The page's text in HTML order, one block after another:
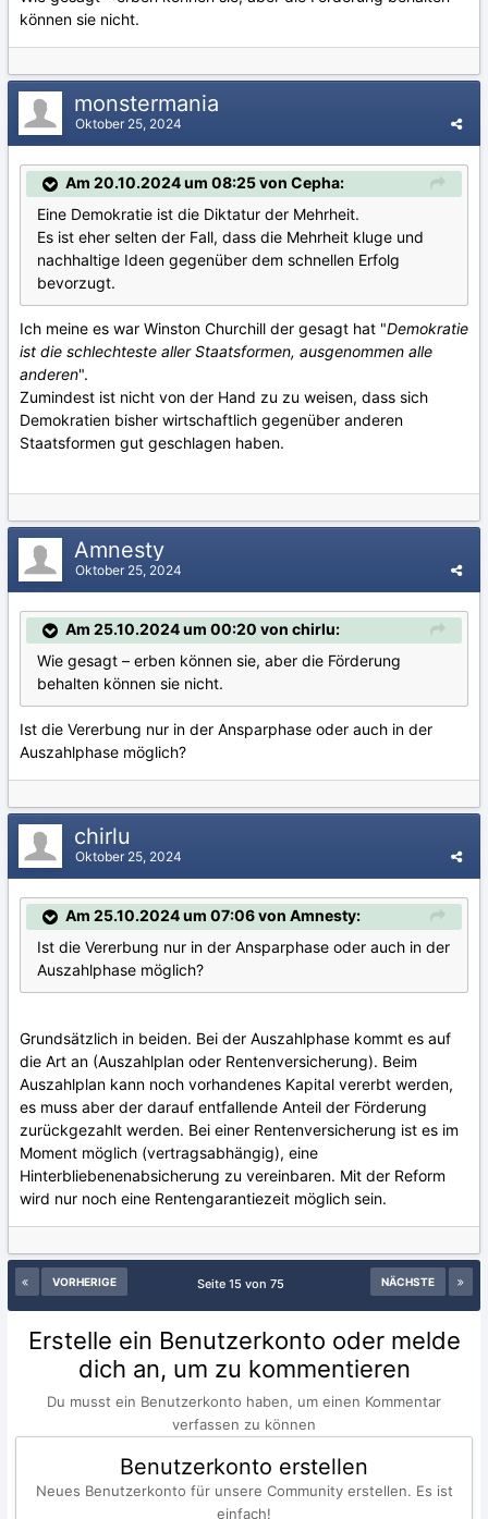
können sie nicht.
monstermania
Oktober 25, 2024
Am 20.10.2024 um 08:25 von Cepha:
Eine Demokratie ist die Diktatur der Mehrheit.
Es ist eher selten der Fall, dass die Mehrheit kluge und
nachhaltige Ideen gegenüber dem schnellen Erfolg
bevorzugt.
Ich meine es war Winston Churchill der gesagt hat "Demokratie
ist die schlechteste aller Staatsformen, ausgenommen alle
anderen".
Zumindest ist nicht von der Hand zu zu weisen, dass sich
Demokratien bisher wirtschaftlich gegenüber anderen
Staatsformen gut geschlagen haben.
Amnesty
Oktober 25, 2024
Am 25.10.2024 um 00:20 von chirlu:
Wie gesagt – erben können sie, aber die Förderung
behalten können sie nicht.
Ist die Vererbung nur in der Ansparphase oder auch in der
Auszahlphase möglich?
chirlu
Oktober 25, 2024
Am 25.10.2024 um 07:06 von Amnesty:
Ist die Vererbung nur in der Ansparphase oder auch in der
Auszahlphase möglich?
Grundsätzlich in beiden. Bei der Auszahlphase kommt es auf
die Art an (Auszahlplan oder Rentenversicherung). Beim
Auszahlplan kann noch vorhandenes Kapital vererbt werden,
es muss aber der darauf entfallende Anteil der Förderung
zurückgezahlt werden. Bei einer Rentenversicherung ist es im
Moment möglich (vertragsabhängig), eine
Hinterbliebenenabsicherung zu vereinbaren. Mit der Reform
wird nur noch eine Rentengarantiezeit möglich sein.
VORHERIGE NÄCHSTE
Seite 15 von 75
Erstelle ein Benutzerkonto oder melde
dich an, um zu kommentieren
Du musst ein Benutzerkonto haben, um einen Kommentar
verfassen zu können
Benutzerkonto erstellen
Neues Benutzerkonto für unsere Community erstellen. Es ist
einfach!